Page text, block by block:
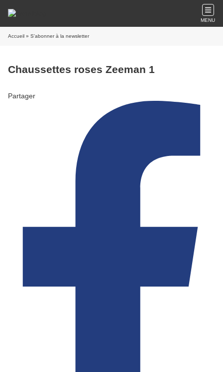
MENU
Accueil » S'abonner à la newsletter
Chaussettes roses Zeeman 1
Partager